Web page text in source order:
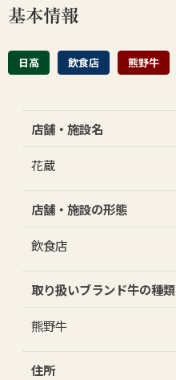
基本情報
日高 飲食店 熊野牛
店舗・施設名
花蔵
店舗・施設の形態
飲食店
取り扱いブランド牛の種類
熊野牛
住所